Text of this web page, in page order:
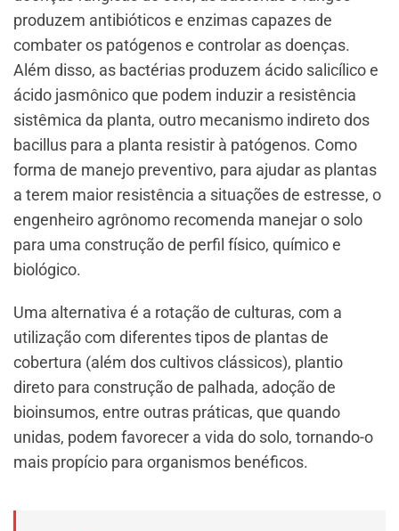
produzem antibióticos e enzimas capazes de
combater os patógenos e controlar as doenças.
Além disso, as bactérias produzem ácido salicílico e
ácido jasmônico que podem induzir a resistência
sistêmica da planta, outro mecanismo indireto dos
bacillus para a planta resistir à patógenos. Como
forma de manejo preventivo, para ajudar as plantas
a terem maior resistência a situações de estresse, o
engenheiro agrônomo recomenda manejar o solo
para uma construção de perfil físico, químico e
biológico.
Uma alternativa é a rotação de culturas, com a
utilização com diferentes tipos de plantas de
cobertura (além dos cultivos clássicos), plantio
direto para construção de palhada, adoção de
bioinsumos, entre outras práticas, que quando
unidas, podem favorecer a vida do solo, tornando-o
mais propício para organismos benéficos.